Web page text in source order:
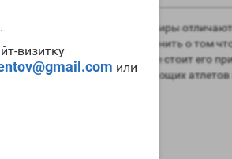
визитку
или
энантата
. Все эти эфиры
массы . Но следует помнить о том
не в коем случае не стоит его
сильный и для начинающих атлетов